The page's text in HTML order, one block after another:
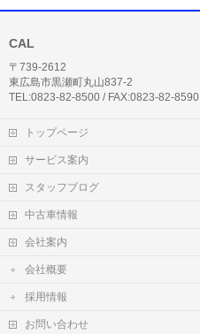
CAL
〒739-2612
東広島市黒瀬町丸山837-2
TEL:0823-82-8500 / FAX:0823-82-8590
トップページ
サービス案内
スタッフブログ
中古車情報
会社案内
会社概要
採用情報
お問い合わせ